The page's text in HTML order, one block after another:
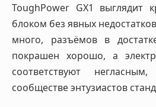
ToughPower GX1 выглядит
блоком без явных
много, разъёмов в
покрашен хорошо, а
соответствуют
сообществе энтузиастов